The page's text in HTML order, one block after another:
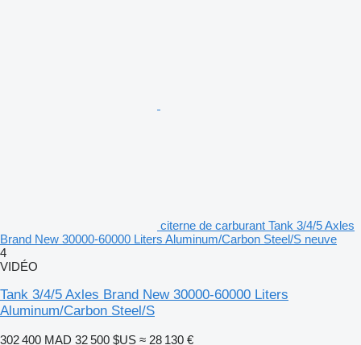
citerne de carburant Tank 3/4/5 Axles
Brand New 30000-60000 Liters Aluminum/Carbon Steel/S neuve
4
VIDÉO
Tank 3/4/5 Axles Brand New 30000-60000 Liters
Aluminum/Carbon Steel/S
302 400 MAD 32 500 $US ≈ 28 130 €